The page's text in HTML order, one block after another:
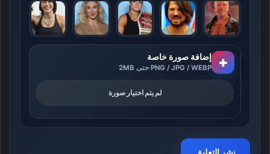
+ إضافة صورة خاصة
PNG / JPG / WEBP حتى 2MB
لم يتم اختيار صورة